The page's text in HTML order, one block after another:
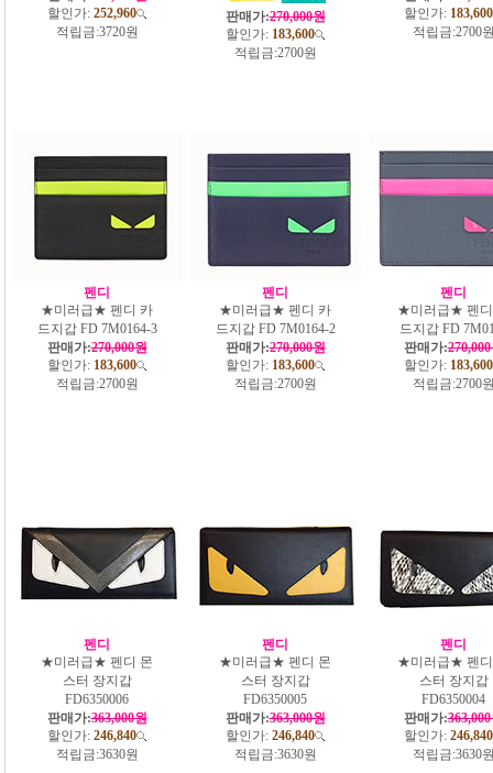
할인가: 252,960
적립금:3720원
판매가:270,000원
할인가: 183,600
적립금:2700원
할인가: 183,600
적립금:2700
펜디
★미러급★ 펜디 카
드지갑 FD 7M0164-3
판매가:270,000원
할인가: 183,600
적립금:2700원
펜디
★미러급★ 펜디 카
드지갑 FD 7M0164-2
판매가:270,000원
할인가: 183,600
적립금:2700원
펜디
★미러급★ 펜
드지갑 FD
판매가:
할인가: 183,600
적립금:2700
펜디
★미러급★ 펜디 몬
스터 장지갑
FD6350006
판매가:363,000원
할인가: 246,840
적립금:3630원
펜디
★미러급★ 펜디 몬
스터 장지갑
FD6350005
판매가:363,000원
할인가: 246,840
적립금:3630원
펜디
★미러급★ 펜
스터 장지갑
FD6350004
판매가:
할인가: 246,840
적립금:3630